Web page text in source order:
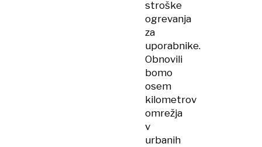
stroške
ogrevanja
za
uporabnike.
Obnovili
bomo
osem
kilometrov
omrežja
v
urbanih